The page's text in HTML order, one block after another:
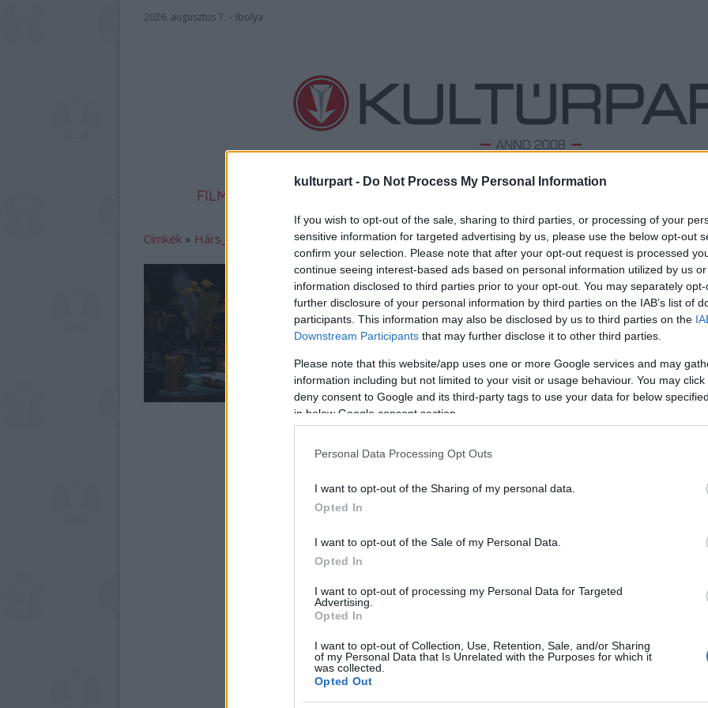
kulturpart - Do Not Process My Personal Information
If you wish to opt-out of the sale, sharing to third parties, or processing of your
sensitive information for targeted advertising by us, please use the below opt-out
confirm your selection. Please note that after your opt-out request is processed
continue seeing interest-based ads based on personal information utilized by us
information disclosed to third parties prior to your opt-out. You may separately
further disclosure of your personal information by third parties on the IAB’s list of
participants. This information may also be disclosed by us to third parties on the
Downstream Participants that may further disclose it to other third parties.
Please note that this website/app uses one or more Google services and may
information including but not limited to your visit or usage behaviour. You may
deny consent to Google and its third-party tags to use your data for below
in below Google consent section.
Personal Data Processing Opt Outs
I want to opt-out of the Sharing of my personal data.
Opted In
I want to opt-out of the Sale of my Personal Data.
Opted In
I want to opt-out of processing my Personal Data for Targeted
Advertising.
Opted In
I want to opt-out of Collection, Use, Retention, Sale, and/or Sharing
of my Personal Data that Is Unrelated with the Purposes for which it
was collected.
Opted Out
2026. augusztus 7. – Ibolya
FILM
Címkék » Hárs_Bonca
Véletlenül írtam egy könyvet
2025. 01. 08.|Kultúrpart
Január 16-án mutatják be Lakos Nóra Véletlenül írtam egy
könyvetcímű családi filmjét, amely már 2 díjat is bezsebelt.
tovább
Top
A
A